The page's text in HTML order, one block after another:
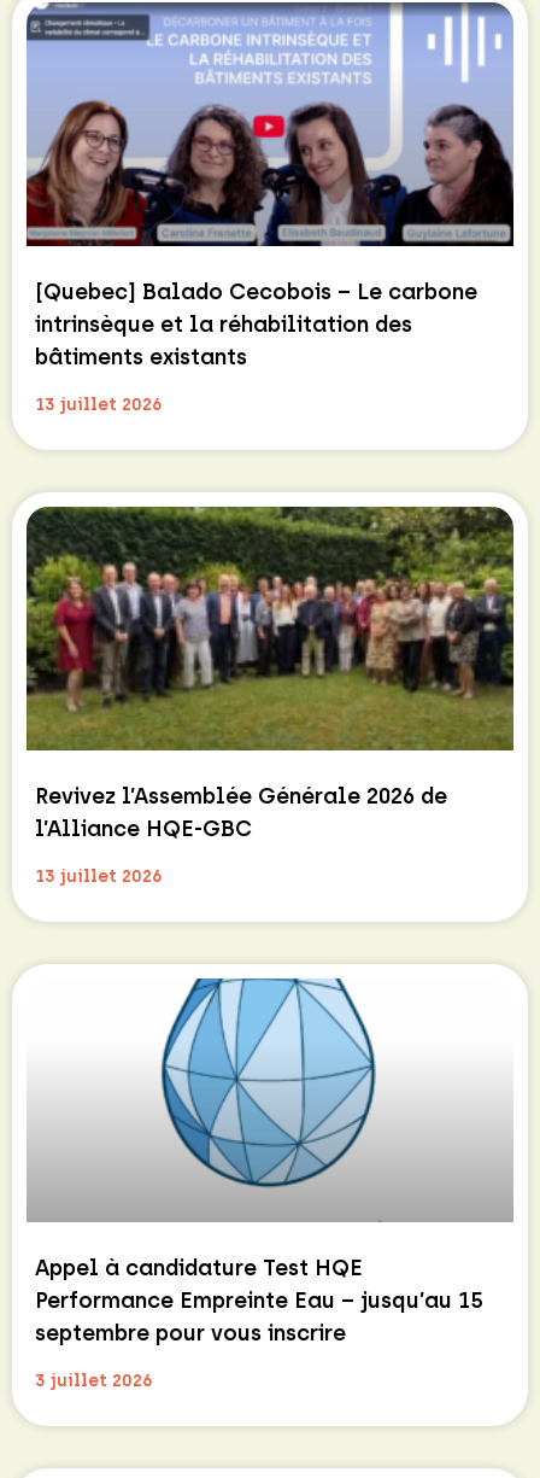
[Quebec] Balado Cecobois – Le carbone
intrinsèque et la réhabilitation des
bâtiments existants
13 juillet 2026
Revivez l’Assemblée Générale 2026 de
l’Alliance HQE-GBC
13 juillet 2026
Appel à candidature Test HQE
Performance Empreinte Eau – jusqu’au 15
septembre pour vous inscrire
3 juillet 2026